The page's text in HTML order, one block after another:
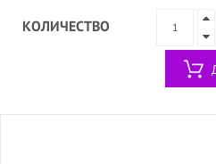
КОЛИЧЕСТВО